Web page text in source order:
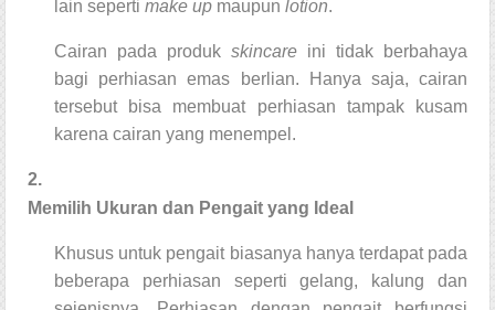
lain seperti make up maupun lotion.
Cairan pada produk skincare ini tidak berbahaya
bagi perhiasan emas berlian. Hanya saja, cairan
tersebut bisa membuat perhiasan tampak kusam
karena cairan yang menempel.
2.
Memilih Ukuran dan Pengait yang Ideal
Khusus untuk pengait biasanya hanya terdapat pada
beberapa perhiasan seperti gelang, kalung dan